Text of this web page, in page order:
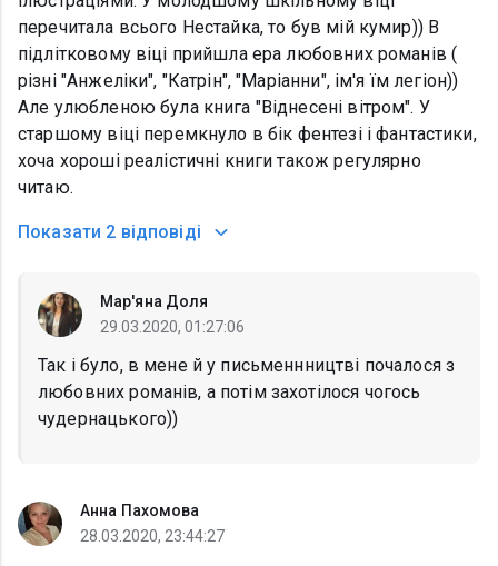
перечитала всього Нестайка, то був мій кумир)) В
підлітковому віці прийшла ера любовних романів (
різні "Анжеліки", "Катрін", "Маріанни", ім'я їм легіон))
Але улюбленою була книга "Віднесені вітром". У
старшому віці перемкнуло в бік фентезі і фантастики,
хоча хороші реалістичні книги також регулярно
читаю.
Показати 2 відповіді
Мар'яна Доля
29.03.2020, 01:27:06
Так і було, в мене й у письменнництві почалося з
любовних романів, а потім захотілося чогось
чудернацького))
Анна Пахомова
28.03.2020, 23:44:27